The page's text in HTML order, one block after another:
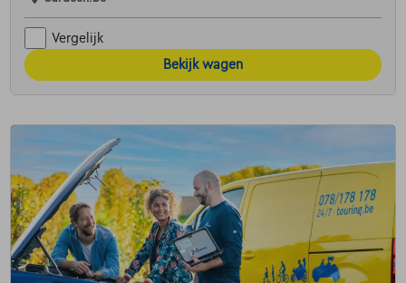
Vergelijk
Bekijk wagen